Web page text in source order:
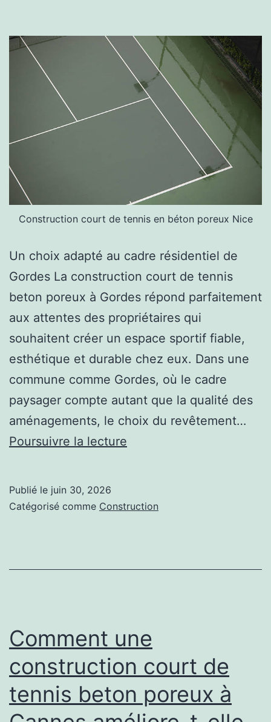
Construction court de tennis en béton poreux Nice
Un choix adapté au cadre résidentiel de
Gordes La construction court de tennis
beton poreux à Gordes répond parfaitement
aux attentes des propriétaires qui
souhaitent créer un espace sportif fiable,
esthétique et durable chez eux. Dans une
commune comme Gordes, où le cadre
paysager compte autant que la qualité des
aménagements, le choix du revêtement…
Poursuivre la lecture
poreux
une
construction
court
de
Publié le juin 30, 2026
Catégorisé comme Construction
Comment une
construction court de
tennis beton poreux à